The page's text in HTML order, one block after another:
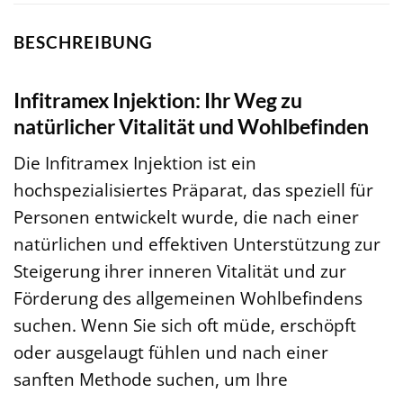
BESCHREIBUNG
Infitramex Injektion: Ihr Weg zu
natürlicher Vitalität und Wohlbefinden
Die Infitramex Injektion ist ein
hochspezialisiertes Präparat, das speziell für
Personen entwickelt wurde, die nach einer
natürlichen und effektiven Unterstützung zur
Steigerung ihrer inneren Vitalität und zur
Förderung des allgemeinen Wohlbefindens
suchen. Wenn Sie sich oft müde, erschöpft
oder ausgelaugt fühlen und nach einer
sanften Methode suchen, um Ihre